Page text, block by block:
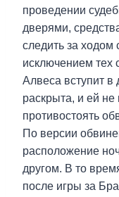
проведении
дверями,
следить за ходом
исключением тех
Алвеса вступит в
раскрыта, и ей не
противостоять
По версии
расположение
другом. В то
после игры за